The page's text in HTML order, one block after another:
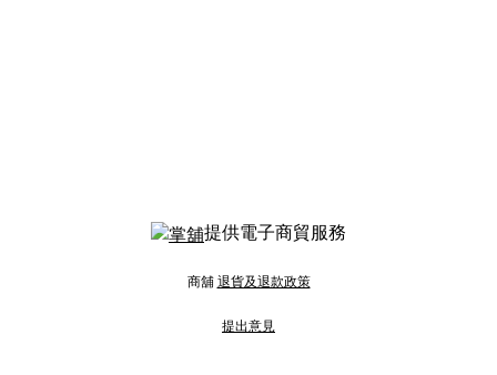
提供電子商貿服務
商舖 退貨及退款政策
提出意見